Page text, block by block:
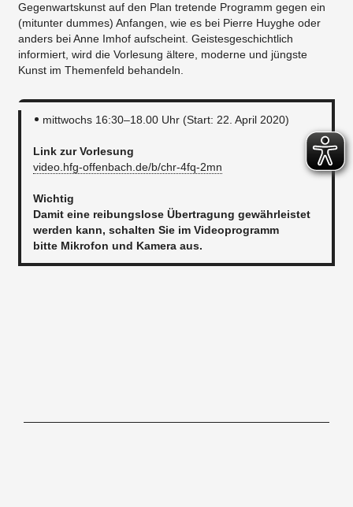
Gegenwartskunst auf den Plan tretende Programm gegen ein
(mitunter dummes) Anfangen, wie es bei Pierre Huyghe oder
anders bei Anne Imhof aufscheint. Geistesgeschichtlich
informiert, wird die Vorlesung ältere, moderne und jüngste
Kunst im Themenfeld behandeln.
mittwochs 16:30–18.00 Uhr (Start: 22. April 2020)
Link zur Vorlesung
video.hfg-offenbach.de/b/chr-4fq-2mn
Wichtig
Damit eine reibungslose Übertragung gewährleistet
werden kann, schalten Sie im Videoprogramm
bitte Mikrofon und Kamera aus.